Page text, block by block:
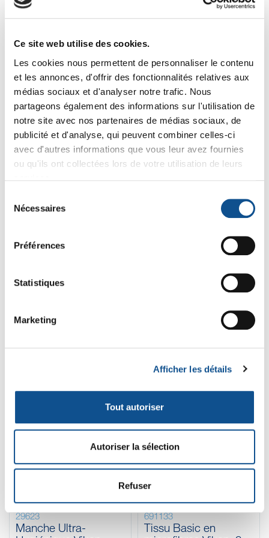
Ce site web utilise des cookies.
Les cookies nous permettent de personnaliser le contenu
et les annonces, d'offrir des fonctionnalités relatives aux
médias sociaux et d'analyser notre trafic. Nous
partageons également des informations sur l'utilisation de
notre site avec nos partenaires de médias sociaux, de
publicité et d'analyse, qui peuvent combiner celles-ci
avec d'autres informations que vous leur avez fournies
ou qu'ils ont collectées lors de votre utilisation de leurs
Nécessaires
Préférences
Statistiques
Marketing
Afficher les détails
Tout autoriser
Autoriser la sélection
Refuser
Autres produits susceptibles de
pivotante Vikan, 405
mm
-8%
lame Vikan, 400 mm
,30 € HT
-8%
Les clients qui ont acheté ce
produit ont également acheté...
29623
Manche Ultra-
691133
Tissu Basic en
-8%